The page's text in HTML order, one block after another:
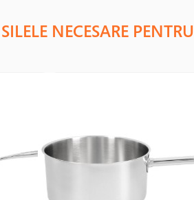
NECESARE PENTRU